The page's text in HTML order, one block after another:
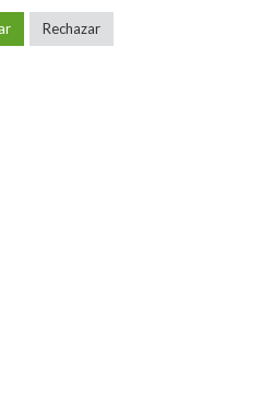
Italia, Alemania, Gran
en causas sociales,
Rechazar